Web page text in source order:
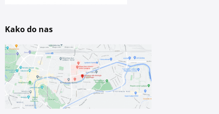
Kako do nas